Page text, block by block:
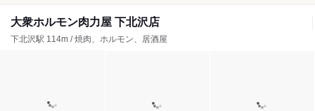
大衆ホルモン肉力屋 下北沢店
下北沢駅 114m / 焼肉、ホルモン、居酒屋